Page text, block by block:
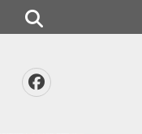
Facebook